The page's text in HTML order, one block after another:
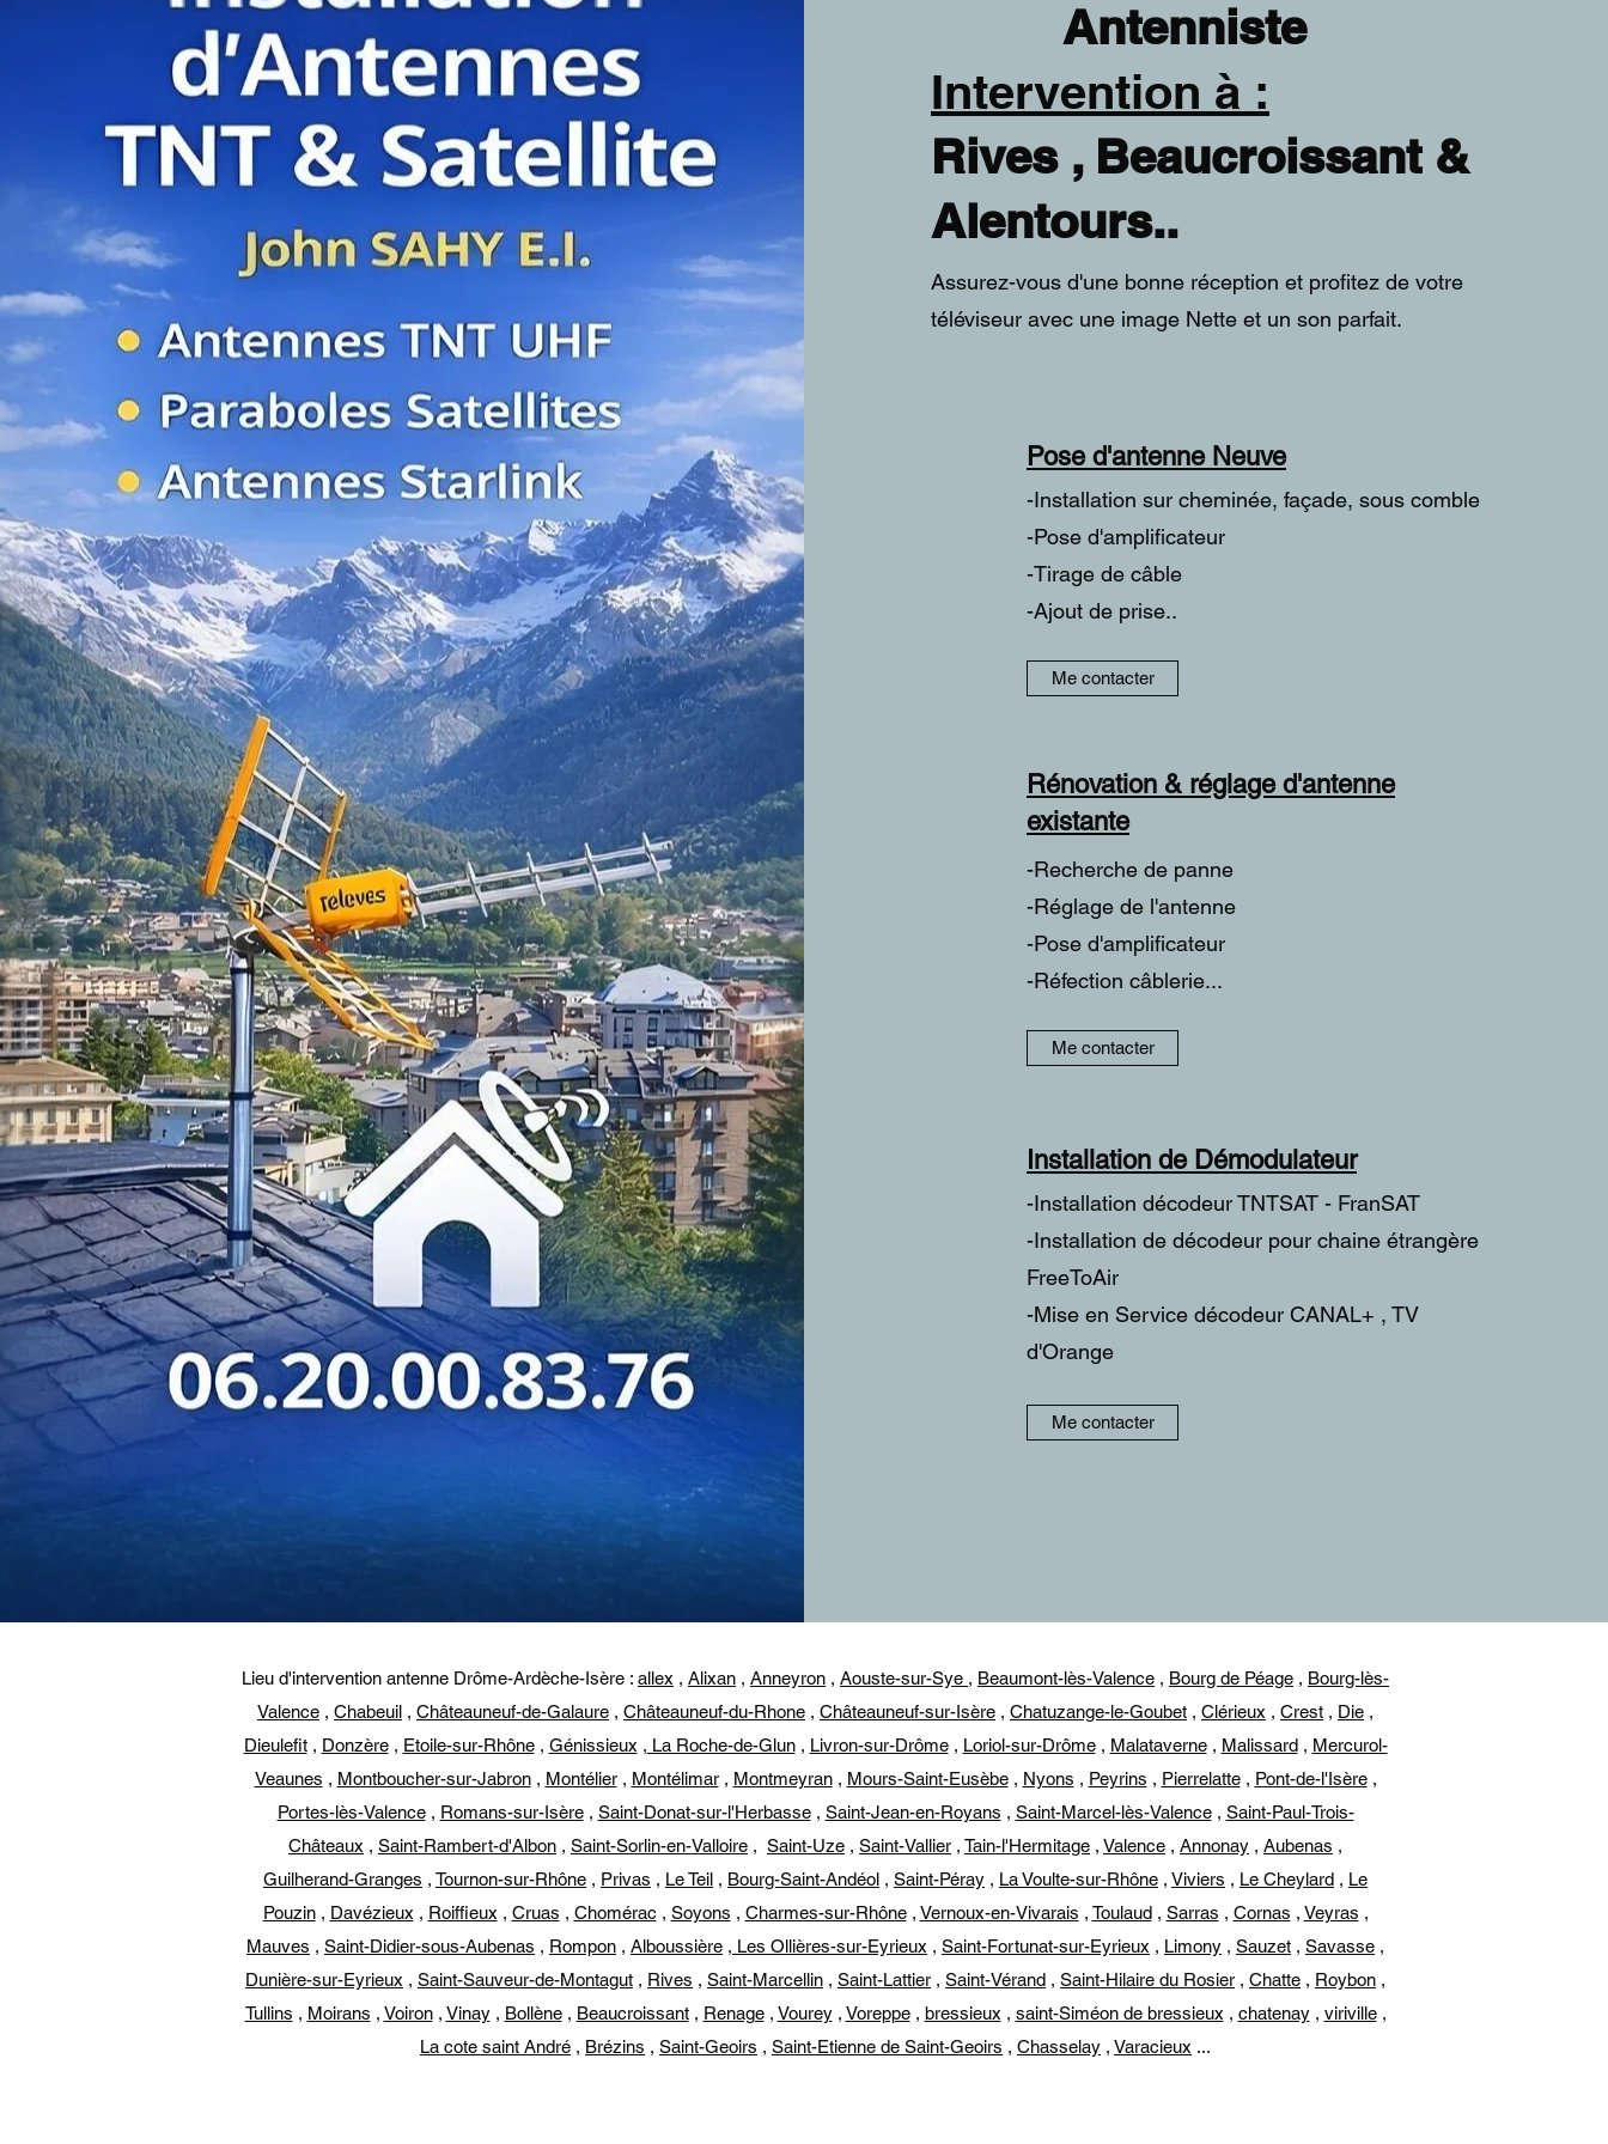
Antenniste
Intervention à :
Rives , Beaucroissant &
Alentours..
Assurez-vous d'une bonne réception et profitez de votre
téléviseur avec une image Nette et un son parfait.
Pose d'antenne Neuve
-Installation sur cheminée, façade, sous comble
-Pose d'amplificateur
-Tirage de câble
-Ajout de prise..
Me contacter
Rénovation & réglage d'antenne
existante
-Recherche de panne
-Réglage de l'antenne
-Pose d'amplificateur
-Réfection câblerie...
Me contacter
Installation de Démodulateur
-Installation décodeur TNTSAT - FranSAT
-Installation de décodeur pour chaine étrangère
FreeToAir
-Mise en Service décodeur CANAL+ , TV
d'Orange
Me contacter
Lieu d'intervention antenne Drôme-Ardèche-Isère : allex , Alixan , Anneyron , Aouste-sur-Sye , Beaumont-lès-Valence , Bourg de Péage , Bourg-lès-
Valence , Chabeuil , Châteauneuf-de-Galaure , Châteauneuf-du-Rhone , Châteauneuf-sur-Isère , Chatuzange-le-Goubet , Clérieux , Crest , Die ,
Dieulefit, Donzère, Etoile-sur-Rhône, Génissieux , La Roche-de-Glun, Livron-sur-Drôme, Loriol-sur-Drôme, Malataverne, Malissard, Mercurol-
Veaunes , Montboucher-sur-Jabron, Montélier, Montélimar, Montmeyran, Mours-Saint-Eusèbe, Nyons , Peyrins , Pierrelatte, Pont-de-l'Isère,
Portes-lès-Valence, Romans-sur-Isère, Saint-Donat-sur-l'Herbasse, Saint-Jean-en-Royans , Saint-Marcel-lès-Valence, Saint-Paul-Trois-
Châteaux , Saint-Rambert-d'Albon , Saint-Sorlin-en-Valloire , Saint-Uze , Saint-Vallier , Tain-l'Hermitage , Valence , Annonay , Aubenas ,
Guilherand-Granges , Tournon-sur-Rhône , Privas , Le Teil , Bourg-Saint-Andéol , Saint-Péray , La Voulte-sur-Rhône , Viviers , Le Cheylard , Le
Pouzin, Davézieux , Roiffieux , Cruas , Chomérac , Soyons , Charmes-sur-Rhône, Vernoux-en-Vivarais , Toulaud, Sarras , Cornas , Veyras ,
Mauves , Saint-Didier-sous-Aubenas , Rompon , Alboussière , Les Ollières-sur-Eyrieux , Saint-Fortunat-sur-Eyrieux , Limony , Sauzet , Savasse ,
Dunière-sur-Eyrieux , Saint-Sauveur-de-Montagut , Rives , Saint-Marcellin , Saint-Lattier , Saint-Vérand , Saint-Hilaire du Rosier , Chatte , Roybon ,
Tullins , Moirans , Voiron, Vinay, Bollène, Beaucroissant, Renage, Vourey, Voreppe, bressieux , saint-Siméon de bressieux , chatenay, viriville,
La cote saint André , Brézins , Saint-Geoirs , Saint-Etienne de Saint-Geoirs , Chasselay , Varacieux ...